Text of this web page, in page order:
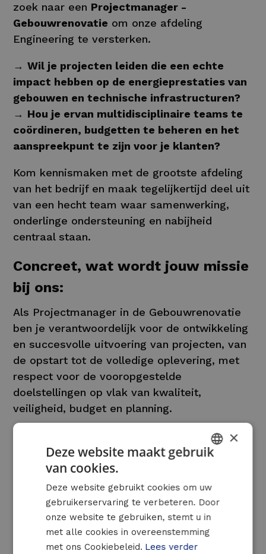
zoek naar een Projectmanager -
Gebouwrenovatie om onze afdeling
Engineering te versterken.
→Wil je projecten leiden die een echte
impact hebben op de energieprestaties van
gebouwen en technische infrastructuren?
→ Hou je ervan multidisciplinaire teams te
coördineren, budgetten te beheren en het
aanspreekpunt te zijn voor je klanten?
Kom kennismaken met de grootste afdeling
van het bedrijf en maak tegelijkertijd deel uit
van een hecht team waar samenwerking,
onderlinge ondersteuning en nabijheid
centraal staan.
Concreet, wat wordt jouw missie
bij ons:
Als Projectmanager in de Gebouwrenovatie
ben je verantwoordelijk voor de ontwikkeling
en succesvolle uitvoering van projecten, van
de opstart tot de volledige oplevering, met
respect voor de vooropgestelde
doelstellingen op vlak van kwaliteit,
veiligheid, budget en planning.
Ondersteuning van de verkoop
Deelnemen aan pre-salesactiviteiten in
samenwerking met onze Business
Development Managers.
Samen met de Project Engineers
technische oplossingen uitwerken die
FRENCH
×
Deze website maakt gebruik
van cookies.
Deze website gebruikt cookies om uw
gebruikerservaring te verbeteren. Door
onze website te gebruiken, stemt u in
met alle cookies in overeenstemming
met ons Cookiebeleid. Lees verder